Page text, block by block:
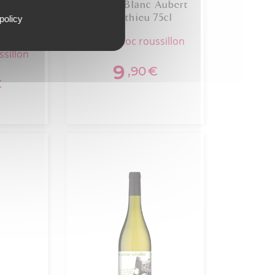
Palooza Blanc Aubert
Et Mathieu 75cl
languedoc roussillon
9 ,90€